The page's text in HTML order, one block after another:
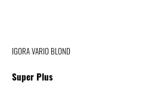
IGORA VARIO BLOND
Super Plus